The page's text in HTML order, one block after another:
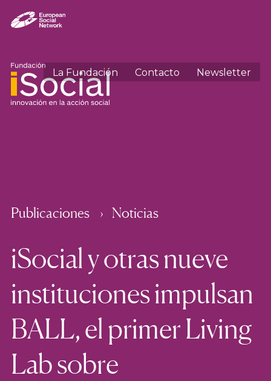
La Fundación Contacto Newsletter
Publicaciones Noticias
iSocial y otras nueve
instituciones impulsan
BALL, el primer Living
Lab sobre